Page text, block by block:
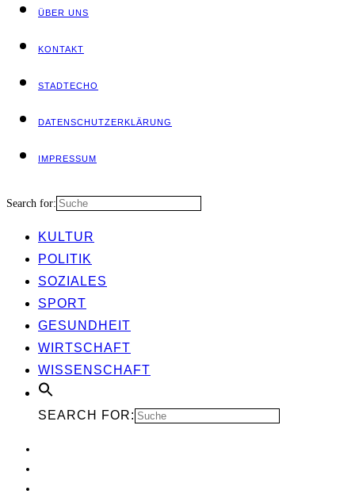
ÜBER UNS
KON­TAKT
STADT­ECHO
DATEN­SCHUTZ­ER­KLÄ­RUNG
IMPRES­SUM
Search for:
KUL­TUR
POLI­TIK
SOZIA­LES
SPORT
GESUND­HEIT
WIRT­SCHAFT
WIS­SEN­SCHAFT
SEARCH FOR: